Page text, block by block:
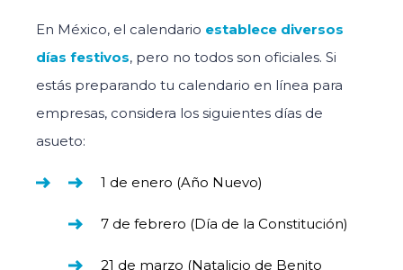
En México, el calendario establece diversos
días festivos, pero no todos son oficiales. Si
estás preparando tu calendario en línea para
empresas, considera los siguientes días de
asueto:
1 de enero (Año Nuevo)
7 de febrero (Día de la Constitución)
21 de marzo (Natalicio de Benito